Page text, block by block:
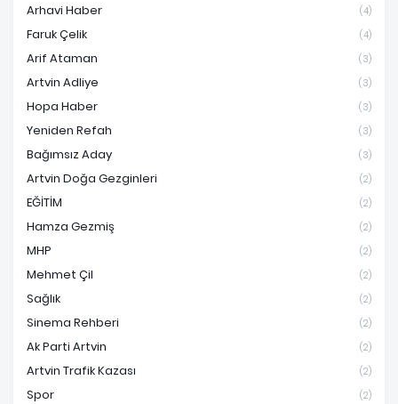
Arhavi Haber (4)
Faruk Çelik (4)
Arif Ataman (3)
Artvin Adliye (3)
Hopa Haber (3)
Yeniden Refah (3)
Bağımsız Aday (3)
Artvin Doğa Gezginleri (2)
EĞİTİM (2)
Hamza Gezmiş (2)
MHP (2)
Mehmet Çil (2)
Sağlık (2)
Sinema Rehberi (2)
Ak Parti Artvin (2)
Artvin Trafik Kazası (2)
Spor (2)